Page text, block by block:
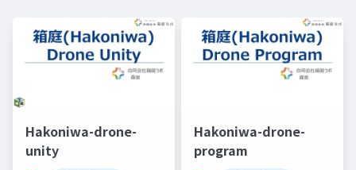
Hakoniwa-drone-
unity
Hakoniwa-drone-
program